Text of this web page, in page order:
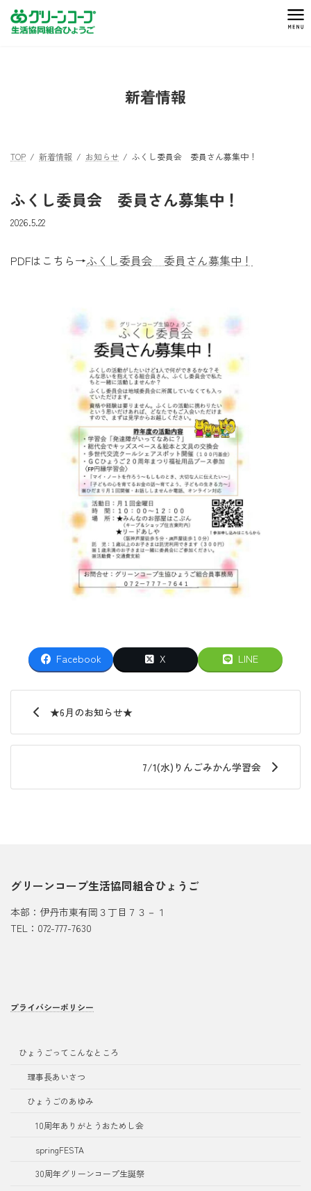
新着情報
TOP 新着情報 お知らせ ふくし委員会 委員さん募集中！
ふくし委員会 委員さん募集中！
2026.5.22
PDFはこちら→ふくし委員会 委員さん募集中！
Facebook X LINE
★6月のお知らせ★
7/1(水)りんごみかん学習会
グリーンコープ生活協同組合ひょうご
本部：伊丹市東有岡３丁目７３－１
TEL：072-777-7630
プライバシーポリシー
ひょうごってこんなところ
理事長あいさつ
ひょうごのあゆみ
10周年ありがとうおためし会
springFESTA
30周年グリーンコープ生誕祭